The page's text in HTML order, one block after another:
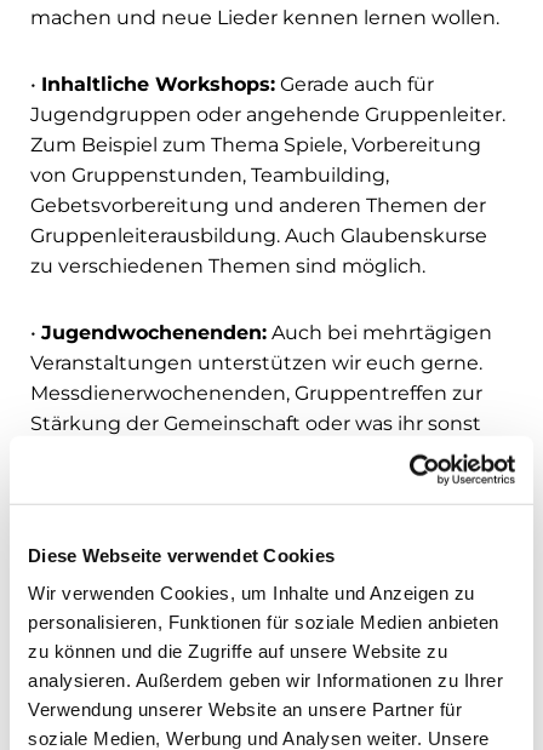
Diese Webseite verwendet Cookies
Wir verwenden Cookies, um Inhalte und Anzeigen zu
personalisieren, Funktionen für soziale Medien anbieten
zu können und die Zugriffe auf unsere Website zu
analysieren. Außerdem geben wir Informationen zu Ihrer
Verwendung unserer Website an unsere Partner für
soziale Medien, Werbung und Analysen weiter. Unsere
machen und neue Lieder kennen lernen wollen.
• Inhaltliche Workshops: Gerade auch für
Jugendgruppen oder angehende Gruppenleiter.
Zum Beispiel zum Thema Spiele, Vorbereitung
von Gruppenstunden, Teambuilding,
Gebetsvorbereitung und anderen Themen der
Gruppenleiterausbildung. Auch Glaubenskurse
zu verschiedenen Themen sind möglich.
• Jugendwochenenden: Auch bei mehrtägigen
Veranstaltungen unterstützen wir euch gerne.
Messdienerwochenenden, Gruppentreffen zur
Stärkung der Gemeinschaft oder was ihr sonst
Materialien vorrätig, die gerne entliehen werden
Veranstaltungstechnik. Für die meisten
Veranstaltungen ist etwas dabei. Hier findet ihr
eine genaue Auflistung
•Und vieles andere,mit dem wir euch mit KJF